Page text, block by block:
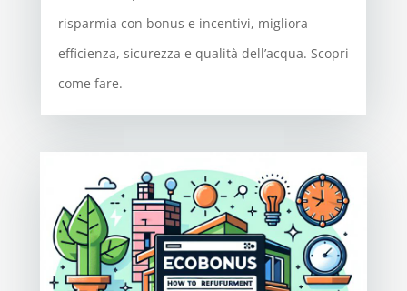
risparmia con bonus e incentivi, migliora
efficienza, sicurezza e qualità dell’acqua. Scopri
come fare.